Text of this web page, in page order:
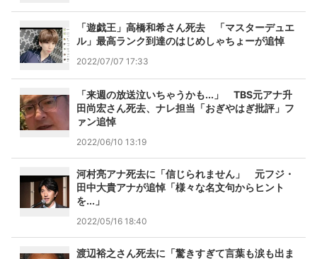
「遊戯王」高橋和希さん死去 「マスターデュエ
ル」最高ランク到達のはじめしゃちょーが追悼
2022/07/07 17:33
「来週の放送泣いちゃうかも...」 TBS元アナ升
田尚宏さん死去、ナレ担当「おぎやはぎ批評」フ
ァン追悼
2022/06/10 13:19
河村亮アナ死去に「信じられません」 元フジ・
田中大貴アナが追悼「様々な名文句からヒント
を...」
2022/05/16 18:40
渡辺裕之さん死去に「驚きすぎて言葉も涙も出ま